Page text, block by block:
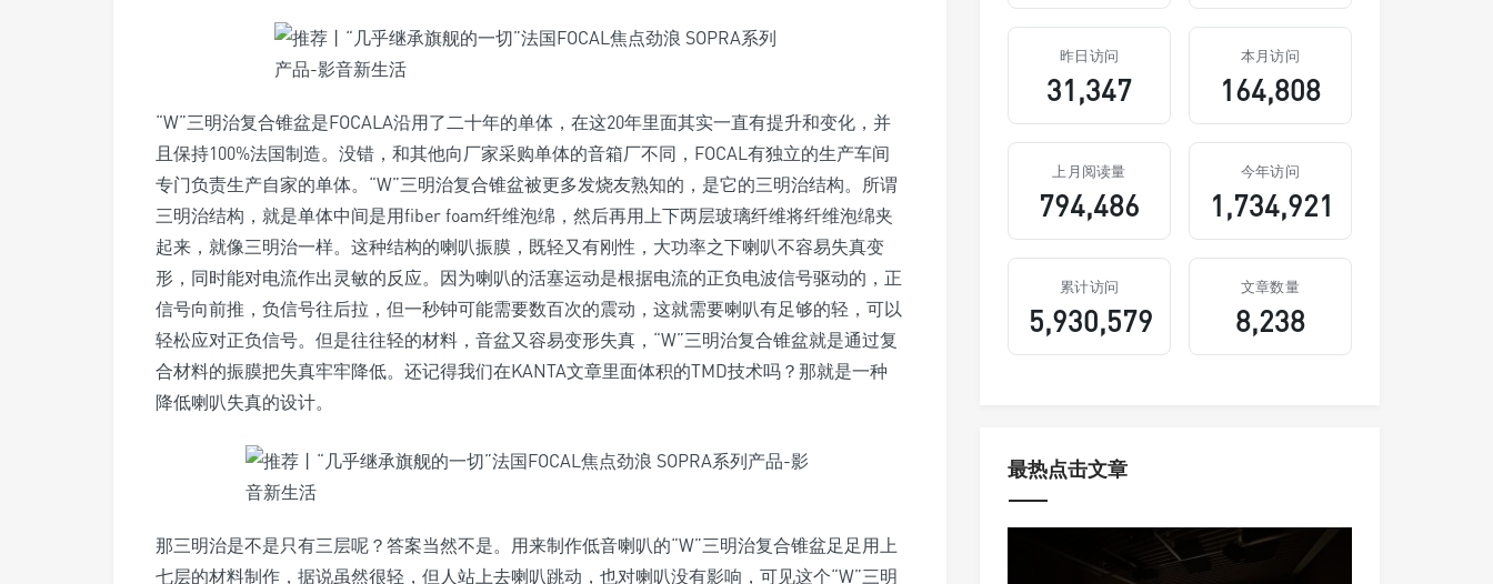
“W”三明治复合锥盆是FOCALA沿用了二十年的单体，在这20年里面其实一直有提升和变化，并
且保持100%法国制造。没错，和其他向厂家采购单体的音箱厂不同，FOCAL有独立的生产车间
专门负责生产自家的单体。“W”三明治复合锥盆被更多发烧友熟知的，是它的三明治结构。所谓
三明治结构，就是单体中间是用fiber foam纤维泡绵，然后再用上下两层玻璃纤维将纤维泡绵夹
起来，就像三明治一样。这种结构的喇叭振膜，既轻又有刚性，大功率之下喇叭不容易失真变
形，同时能对电流作出灵敏的反应。因为喇叭的活塞运动是根据电流的正负电波信号驱动的，正
信号向前推，负信号往后拉，但一秒钟可能需要数百次的震动，这就需要喇叭有足够的轻，可以
轻松应对正负信号。但是往往轻的材料，音盆又容易变形失真，“W”三明治复合锥盆就是通过复
合材料的振膜把失真牢牢降低。还记得我们在KANTA文章里面体积的TMD技术吗？那就是一种
降低喇叭失真的设计。
那三明治是不是只有三层呢？答案当然不是。用来制作低音喇叭的“W”三明治复合锥盆足足用上
七层的材料制作，据说虽然很轻，但人站上去喇叭跳动，也对喇叭没有影响，可见这个“W”三明
昨日访问
31,347
本月访问
164,808
上月阅读量
794,486
今年访问
1,734,921
累计访问
5,930,579
文章数量
8,238
最热点击文章